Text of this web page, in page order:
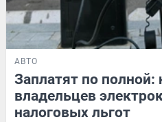
АВТО
Заплатят по полной:
владельцев
налоговых льгот